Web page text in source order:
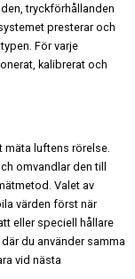
tryckförhållanden
presterar och
För varje
kalibrerat och
mäta luftens rörelse.
omvandlar den till
Valet av
värden först när
eller speciell hållare
du använder samma
vid nästa